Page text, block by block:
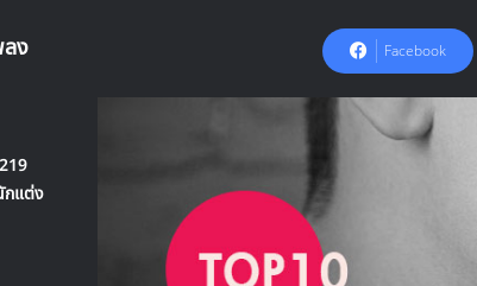
Facebook
ง
กแต่ง